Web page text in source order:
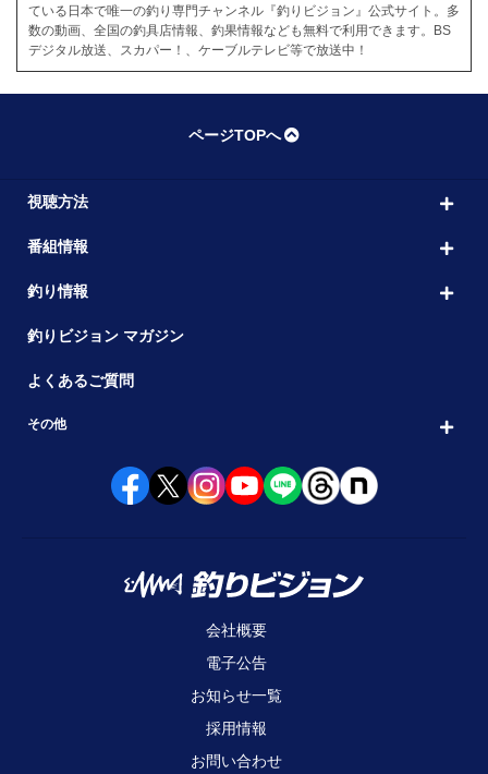
ている日本で唯一の釣り専門チャンネル『釣りビジョン』公式サイト。多
数の動画、全国の釣具店情報、釣果情報なども無料で利用できます。BS
デジタル放送、スカパー！、ケーブルテレビ等で放送中！
ページTOPへ
視聴方法
番組情報
釣り情報
釣りビジョン マガジン
よくあるご質問
その他
会社概要
電子公告
お知らせ一覧
採用情報
お問い合わせ